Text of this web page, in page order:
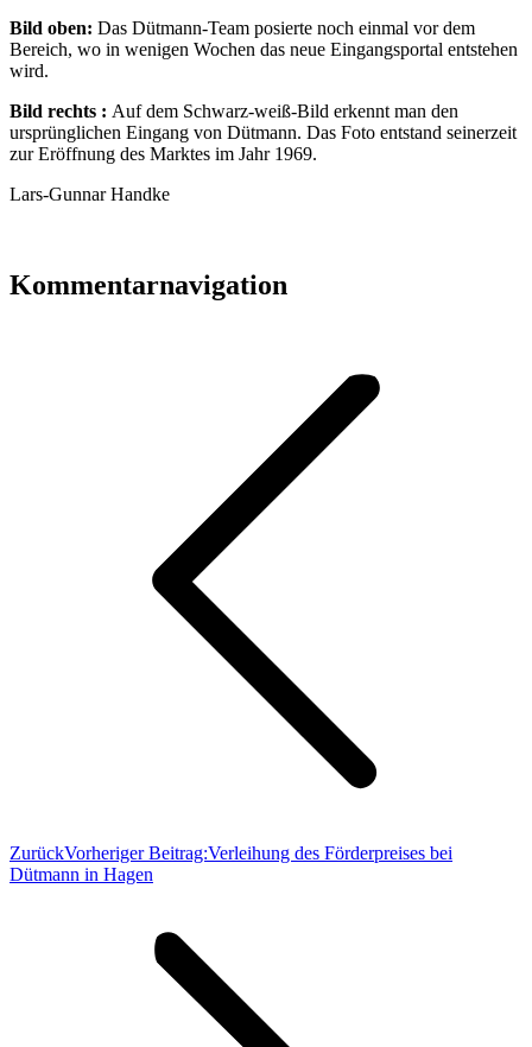
Bild oben: Das Dütmann-Team posierte noch einmal vor dem
Bereich, wo in wenigen Wochen das neue Eingangsportal entstehen
wird.
Bild rechts : Auf dem Schwarz-weiß-Bild erkennt man den
ursprünglichen Eingang von Dütmann. Das Foto entstand seinerzeit
zur Eröffnung des Marktes im Jahr 1969.
Lars-Gunnar Handke
Kommentarnavigation
ZurückVorheriger Beitrag:Verleihung des Förderpreises bei
Dütmann in Hagen